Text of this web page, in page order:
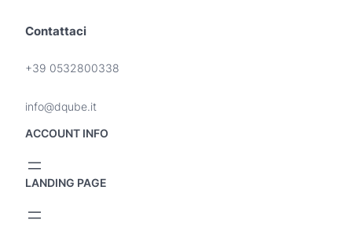
Contattaci
+39 0532800338
info@dqube.it
ACCOUNT INFO
LANDING PAGE